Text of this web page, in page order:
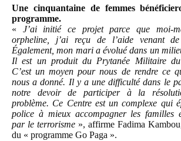
Une cinquantaine de femmes
programme.
« J’ai initié ce projet parce que moi-
orpheline, j’ai reçu de l’aide venant
Également, mon mari a évolué dans un
Il est un produit du Prytanée Militaire
C’est un moyen pour nous de rendre ce
nous a donné. Il y a une difficulté dans le
notre devoir de participer à la
problème. Ce Centre est un complexe qui
police à mieux accompagner les familles
par le terrorisme », affirme Fadima
du « programme Go Paga ».